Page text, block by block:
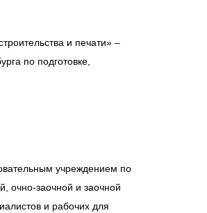
и печати» –
по подготовке,
учреждением по
очно-заочной и заочной
и рабочих для